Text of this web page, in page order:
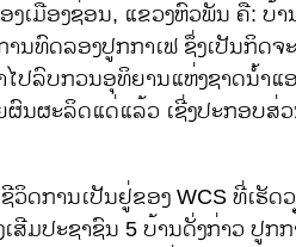
ເມືອງຊ່ອນ, ແຂວງຫົວພັນ ຄື: ບ້
ານທົດລອງປູກກາເຟ ຊຶ່ງເປັນກິດ
ໄປລົບກວນອຸທິຍານແຫ່ງຊາດນໍ້າ
ນຜະລິດແດ່ແລ້ວ ເຊີ່ງປະກອບສ່
ວິດການເປັນຢູ່ຂອງ WCS ທີ່ເຮັ
ສີມປະຊາຊົນ 5 ບ້ານດັ່ງກ່າວ ປູກ